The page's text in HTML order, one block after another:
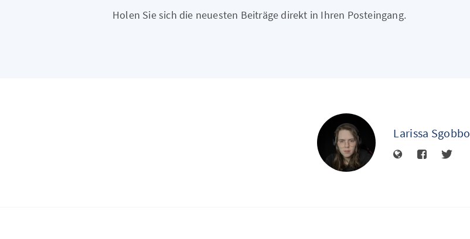
Holen Sie sich die neuesten Beiträge direkt in Ihren Posteingang.
Larissa Sgobbo